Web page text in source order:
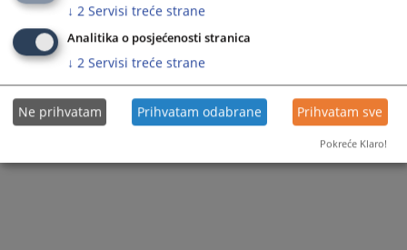
↓ 2 Servisi treće strane
Analitika o posjećenosti stranica
↓ 2 Servisi treće strane
Ne prihvatam Prihvatam odabrane Prihvatam sve
Pokreće Klaro!